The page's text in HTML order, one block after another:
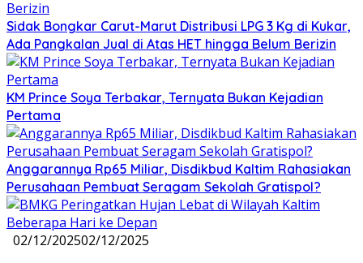
Sidak Bongkar Carut-Marut Distribusi LPG 3 Kg di Kukar,
Ada Pangkalan Jual di Atas HET hingga Belum Berizin
KM Prince Soya Terbakar, Ternyata Bukan Kejadian
Pertama
Anggarannya Rp65 Miliar, Disdikbud Kaltim Rahasiakan
Perusahaan Pembuat Seragam Sekolah Gratispol?
02/12/202502/12/2025